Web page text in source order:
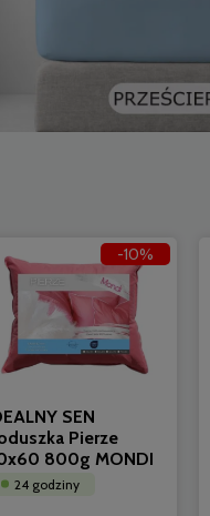
SEN
Pierze
800g MONDI
24 godziny
-10%